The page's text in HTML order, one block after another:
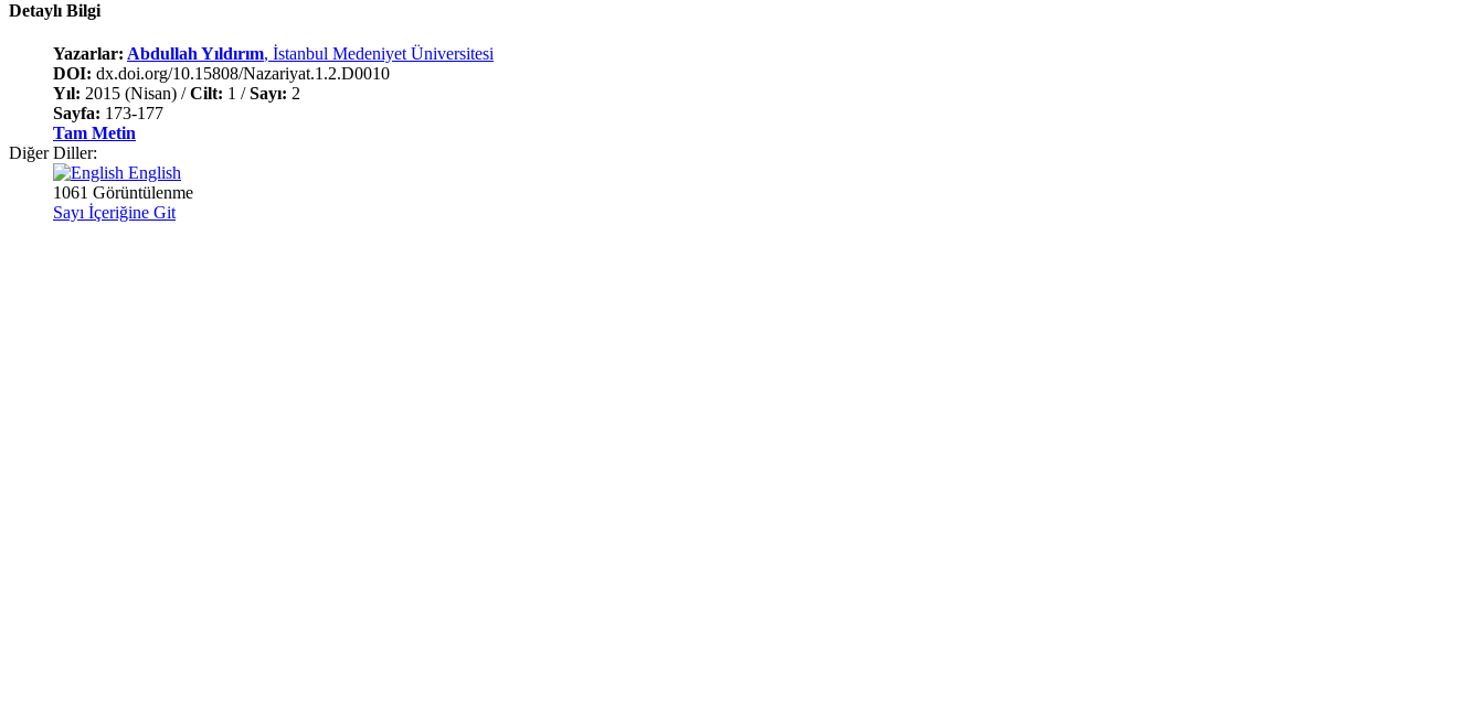
Detaylı Bilgi
Yazarlar: Abdullah Yıldırım, İstanbul Medeniyet Üniversitesi
DOI: dx.doi.org/10.15808/Nazariyat.1.2.D0010
Yıl: 2015 (Nisan) /Cilt: 1 /Sayı: 2
Sayfa: 173-177
Tam Metin
Diğer Diller:
English
1061 Görüntülenme
Sayı İçeriğine Git